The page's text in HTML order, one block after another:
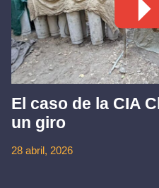
El caso de la CIA
un giro
28 abril, 2026